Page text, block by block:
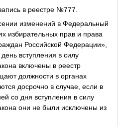
в реестре №777.
изменений в Федеральный
избирательных прав и права
Российской Федерации»,
вступления в силу
включены в реестр
должности в органах
досрочно в случае, если в
со дня вступления в силу
они не были исключены из